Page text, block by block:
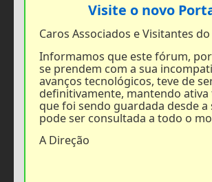
Visite o novo
Caros Associados e Visitantes
Informamos que este fórum,
se prendem com a sua
avanços tecnológicos, teve de
definitivamente, mantendo
que foi sendo guardada desde
pode ser consultada a todo o
A Direção